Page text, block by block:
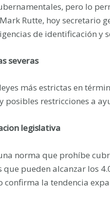
pero lo
Rutte, hoy secretario
de identificación y
severas
más estrictas en
restricciones a
legislativa
norma que prohíbe
pueden alcanzar los
la tendencia